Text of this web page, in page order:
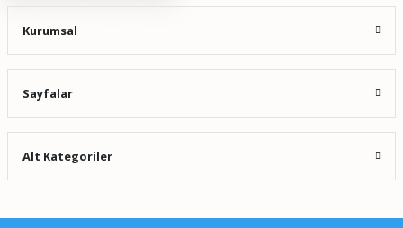
Kurumsal
Sayfalar
Alt Kategoriler